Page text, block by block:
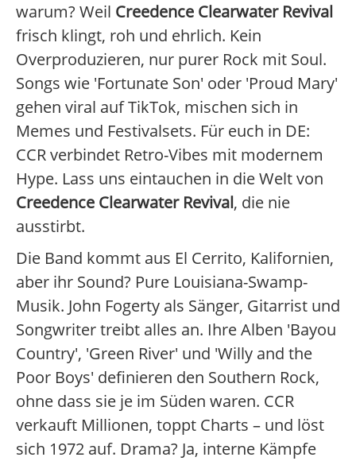
warum? Weil Creedence Clearwater Revival
frisch klingt, roh und ehrlich. Kein
Overproduzieren, nur purer Rock mit Soul.
Songs wie 'Fortunate Son' oder 'Proud Mary'
gehen viral auf TikTok, mischen sich in
Memes und Festivalsets. Für euch in DE:
CCR verbindet Retro-Vibes mit modernem
Hype. Lass uns eintauchen in die Welt von
Creedence Clearwater Revival, die nie
ausstirbt.
Die Band kommt aus El Cerrito, Kalifornien,
aber ihr Sound? Pure Louisiana-Swamp-
Musik. John Fogerty als Sänger, Gitarrist und
Songwriter treibt alles an. Ihre Alben 'Bayou
Country', 'Green River' und 'Willy and the
Poor Boys' definieren den Southern Rock,
ohne dass sie je im Süden waren. CCR
verkauft Millionen, toppt Charts – und löst
sich 1972 auf. Drama? Ja, interne Kämpfe